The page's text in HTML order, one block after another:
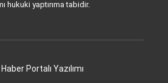
hukuki yaptırıma tabidir.
Haber Portalı Yazılımı